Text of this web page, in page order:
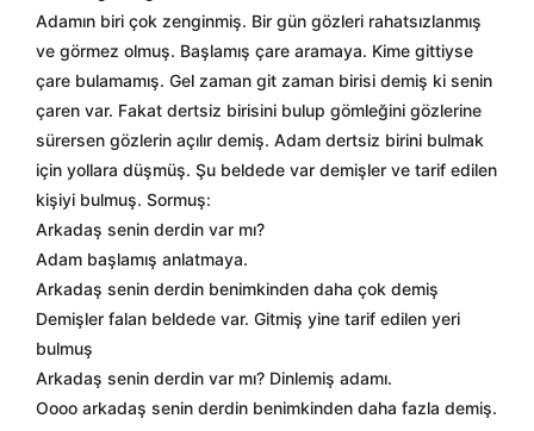
Adamın biri çok zenginmiş. Bir gün gözleri rahatsızlanmış
ve görmez olmuş. Başlamış çare aramaya. Kime gittiyse
çare bulamamış. Gel zaman git zaman birisi demiş ki senin
çaren var. Fakat dertsiz birisini bulup gömleğini gözlerine
sürersen gözlerin açılır demiş. Adam dertsiz birini bulmak
için yollara düşmüş. Şu beldede var demişler ve tarif edilen
kişiyi bulmuş. Sormuş:
Arkadaş senin derdin var mı?
Adam başlamış anlatmaya.
Arkadaş senin derdin benimkinden daha çok demiş
Demişler falan beldede var. Gitmiş yine tarif edilen yeri
bulmuş
Arkadaş senin derdin var mı? Dinlemiş adamı.
Oooo arkadaş senin derdin benimkinden daha fazla demiş.